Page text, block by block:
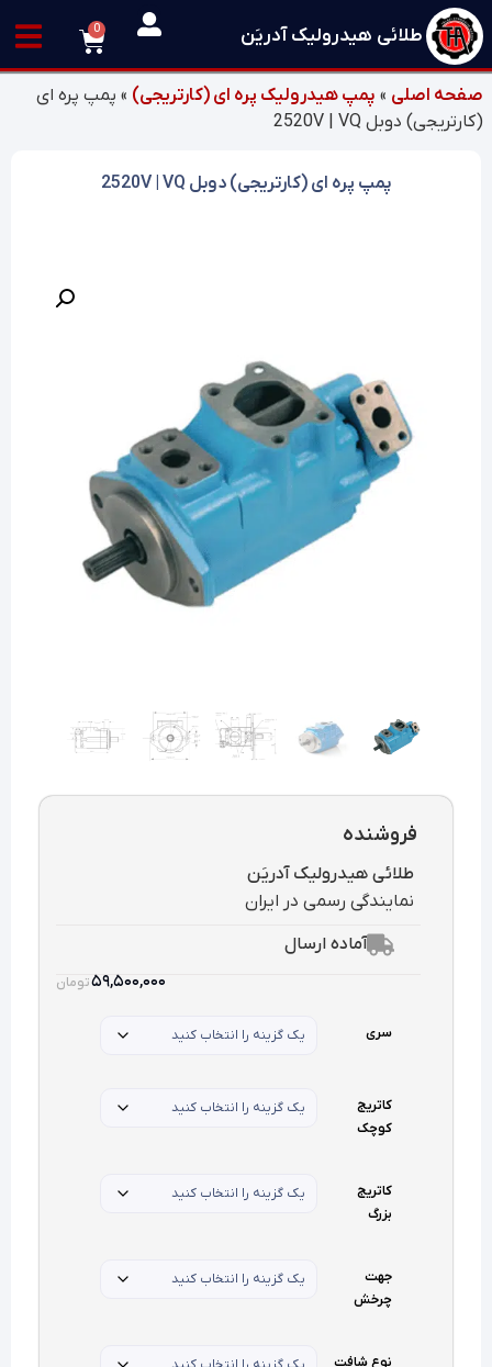
طلائی هیدرولیک آدریَن 0
صفحه اصلی » پمپ هیدرولیک پره ای (کارتریجی) » پمپ پره ای
(کارتریجی) دوبل 2520V | VQ
پمپ پره ای (کارتریجی) دوبل 2520V | VQ
فروشنده
طلائی هیدرولیک آدریَن
نمایندگی رسمی در ایران
آماده ارسال
۵۹,۵۰۰,۰۰۰تومان
سری
کاتریج
کوچک
کاتریج
بزرگ
جهت
چرخش
نوع شافت